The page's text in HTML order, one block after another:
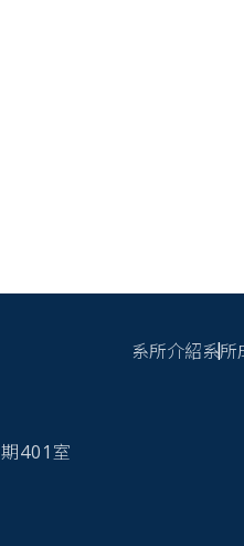
401室
頁尾連結
系所介紹系所